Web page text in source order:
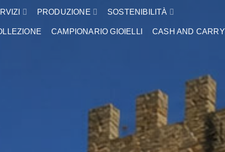
PRODUZIONE SOSTENIBILITÀ
CAMPIONARIO GIOIELLI CASH AND CARRY